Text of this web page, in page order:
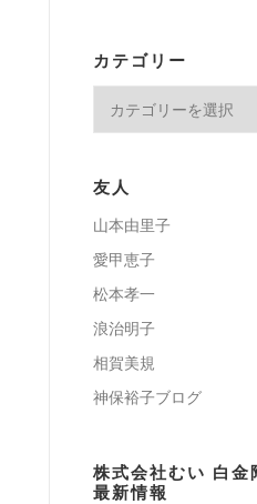
カテゴリー
リ
ー
友人
山本由里子
愛甲恵子
松本孝一
浪治明子
相賀美規
神保裕子ブログ
株式会社むい 白金
最新情報